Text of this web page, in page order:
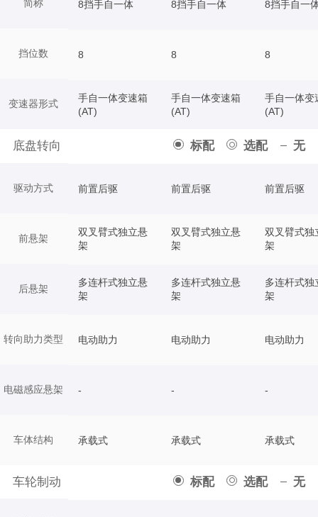
简称
挡位数
变速器形式
底盘转向 标配 选配 无
驱动方式
前悬架
后悬架
转向助力类型
电磁感应悬架
车体结构
车轮制动 标配 选配 无
8挡手自一体 8挡手自一体 8挡手自一
8 8 8
手自一体变速箱
(AT)
手自一体变速箱
(AT)
手自一体变
(AT)
前置后驱 前置后驱 前置后驱
双叉臂式独立悬
架
双叉臂式独立悬
架
双叉臂式独
架
多连杆式独立悬
架
多连杆式独立悬
架
多连杆式独
架
电动助力 电动助力 电动助力
- - -
承载式 承载式 承载式